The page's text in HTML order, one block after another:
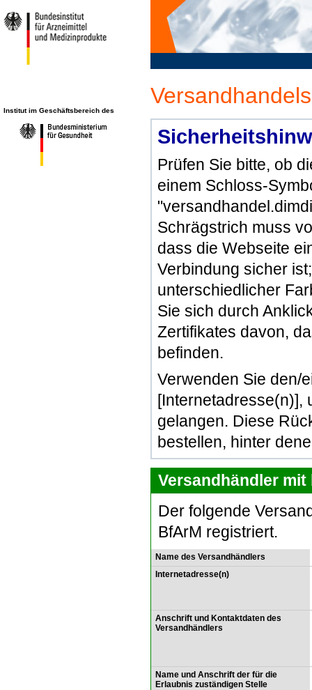
Institut im Geschäftsbereich des
Prüfen Sie bitte, ob
einem Schloss-
Schrägstrich muss
dass die Webseite
Verbindung sicher
unterschiedlicher
Sie sich durch
Zertifikates davon,
befinden.
Verwenden Sie den/
[Internetadresse(n)],
gelangen. Diese
bestellen, hinter
Versandhändler
Der folgende
BfArM registriert.
Name des Versandhändlers
Internetadresse(n)
Anschrift und Kontaktdaten des
Versandhändlers
Name und Anschrift der für die
Erlaubnis zuständigen Stelle